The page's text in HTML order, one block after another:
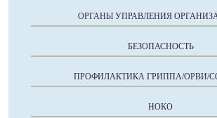
ОРГАНЫ УПРАВЛЕНИЯ
БЕЗОПАСНОСТЬ
ПРОФИЛАКТИКА ГРИППА/ОРВИ/
НОКО